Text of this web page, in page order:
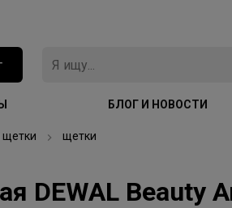
БЛОГ И НОВОСТИ
щетки щетки
DEWAL Beauty